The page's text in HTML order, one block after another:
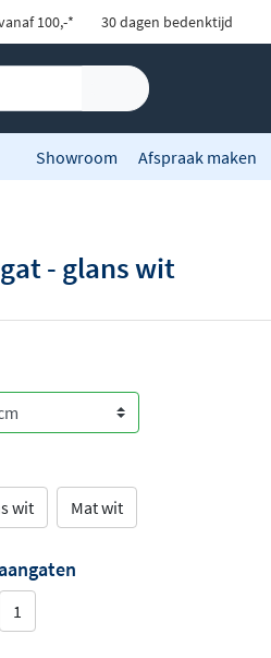
100,-* 30 dagen bedenktijd
Showroom Afspraak maken
- glans wit
wit Mat wit
1